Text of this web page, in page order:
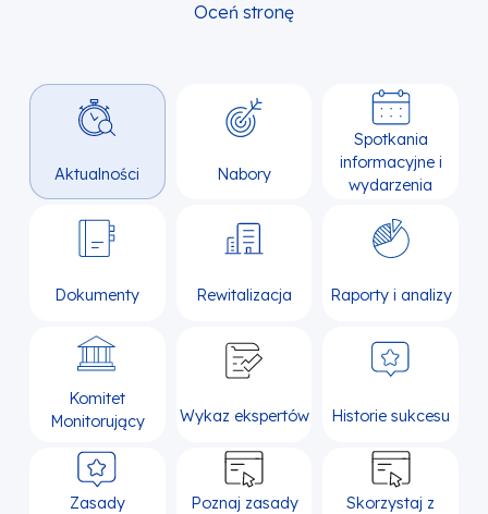
Oceń stronę
Aktualności Nabory
Spotkania
informacyjne i
wydarzenia
Dokumenty Rewitalizacja Raporty i analizy
Komitet
Monitorujący
Wykaz ekspertów Historie sukcesu
Zasady
Poznaj zasady
Skorzystaj z